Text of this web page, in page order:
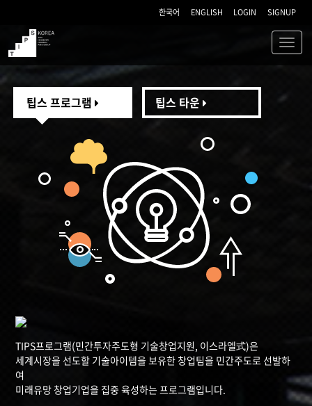
한국어 ENGLISH LOGIN SIGNUP
TIPS
팁스 프로그램 팁스 타운
TIPS프로그램(민간투자주도형 기술창업지원, 이스라엘式)은
세계시장을 선도할 기술아이템을 보유한 창업팀을 민간주도로 선발하
여
미래유망 창업기업을 집중 육성하는 프로그램입니다.